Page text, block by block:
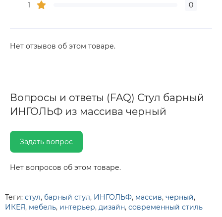
1
0
Нет отзывов об этом товаре.
Вопросы и ответы (FAQ) Стул барный
ИНГОЛЬФ из массива черный
Задать вопрос
Нет вопросов об этом товаре.
Теги: стул, барный стул, ИНГОЛЬФ, массив, черный,
ИКЕЯ, мебель, интерьер, дизайн, современный стиль